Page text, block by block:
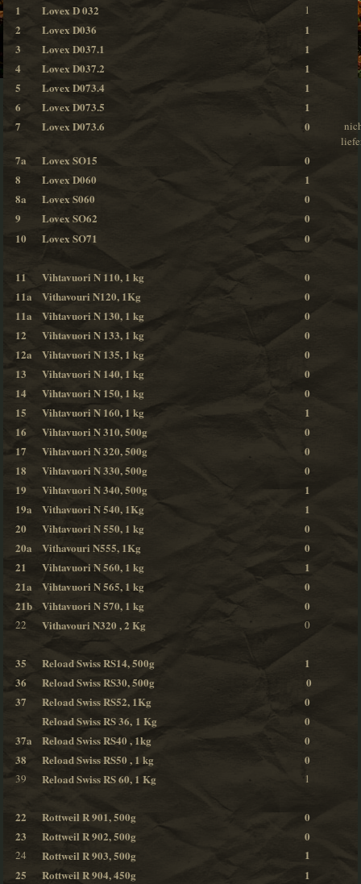
1
Lovex D 032 1
2 Lovex D036
1
3
Lovex D037.1
1
4
Lovex D037.2
1
5
Lovex D073.4
1
6
Lovex D073.5
1
7
Lovex D073.6 0
7a Lovex SO15
0
8
Lovex D060
1
8a
Lovex S060
0
9
Lovex SO62
0
10
Lovex SO71 0
11 Vihtavuori N 110, 1 kg
0
11a
Vithavouri N120, 1Kg
0
11a
Vihtavuori N 130, 1 kg
0
12
Vihtavuori N 133, 1 kg
0
12a
Vihtavuori N 135, 1 kg
0
13
Vihtavuori N 140, 1 kg
0
14
Vihtavuori N 150, 1 kg
0
15
Vihtavuori N 160, 1 kg
1
16
Vihtavuori N 310, 500g
0
17
Vihtavuori N 320, 500g
0
18
Vihtavuori N 330, 500g
0
19
Vihtavuori N 340, 500g
1
19a
Vithavuori N 540, 1Kg
1
20
Vihtavuori N 550, 1 kg
0
20a
Vithavouri N555, 1Kg
0
21
Vihtavuori N 560, 1 kg
1
21a
Vihtavuori N 565, 1 kg
0
21b
Vihtavuori N 570, 1 kg 0
22 Vithavouri N320 , 2 Kg 0
35 Reload Swiss RS14, 500g
1
36
Reload Swiss RS30, 500g
0
37
Reload Swiss RS52, 1Kg
0
Reload Swiss RS 36, 1 Kg
0
37a
Reload Swiss RS40 , 1kg
0
38
Reload Swiss RS50 , 1 kg 0
39 Reload Swiss RS 60, 1 Kg 1
22 Rottweil R 901, 500g
0
23
Rottweil R 902, 500g 0
24 Rottweil R 903, 500g 1
25 Rottweil R 904, 450g 1